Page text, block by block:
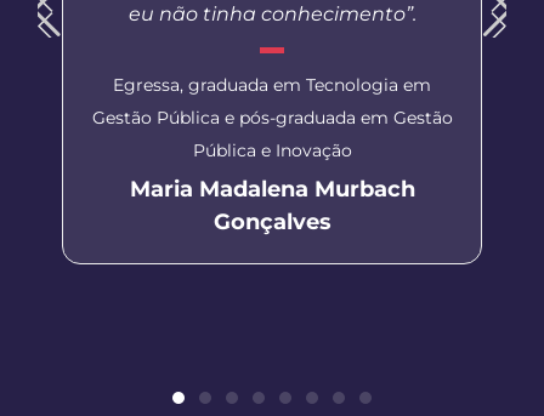
eu não tinha conhecimento”.
Egressa, graduada em Tecnologia em
Gestão Pública e pós-graduada em Gestão
Pública e Inovação
Maria Madalena Murbach
Gonçalves